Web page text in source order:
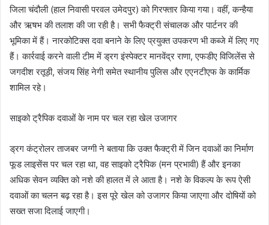
जिला चंदौली (हाल निवासी परवल उमेदपुर) को गिरफ्तार किया गया। वहीं, कन्हैया
और ऋषभ की तलाश की जा रही है। सभी फैक्ट्री संचालक और पार्टनर की
भूमिका में हैं। नारकोटिक्स दवा बनाने के लिए प्रयुक्त उपकरण भी कब्जे में लिए गए
हैं। कार्रवाई करने वाली टीम में ड्रग इंस्पेक्टर मानवेंद्र राणा, एफडीए विजिलेंस से
जगदीश रतूड़ी, संजय सिंह नेगी समेत स्थानीय पुलिस और एएनटीएफ के कार्मिक
शामिल रहे।
साइको ट्रैपिक दवाओं के नाम पर चल रहा खेल उजागर
ड्रग कंट्रोलर ताजबर जग्गी ने बताया कि उक्त फैक्ट्री में जिन दवाओं का निर्माण
फूड लाइसेंस पर चल रहा था, वह साइको ट्रैपिक (मन प्रभावी) हैं और इनका
अधिक सेवन व्यक्ति को नशे की हालत में ले आता है। नशे के विकल्प के रूप ऐसी
दवाओं का चलन बढ़ रहा है। इस पूरे खेल को उजागर किया जाएगा और दोषियों को
सख्त सजा दिलाई जाएगी।